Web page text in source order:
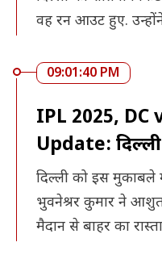
वह रन आउट हुए.
09:01:40 PM
IPL 2025, DC
Update:
दिल्ली को इस
भुवनेश्रर कुमार ने
मैदान से बाहर का